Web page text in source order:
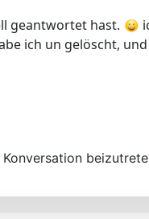
geantwortet hast.
ich un gelöscht,